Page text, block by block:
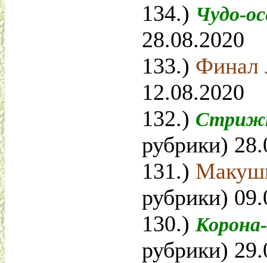
134.) Чудо-
28.08.2020
133.) Финал
12.08.2020
132.)
рубрики)
131.)
рубрики)
130.)
рубрики)